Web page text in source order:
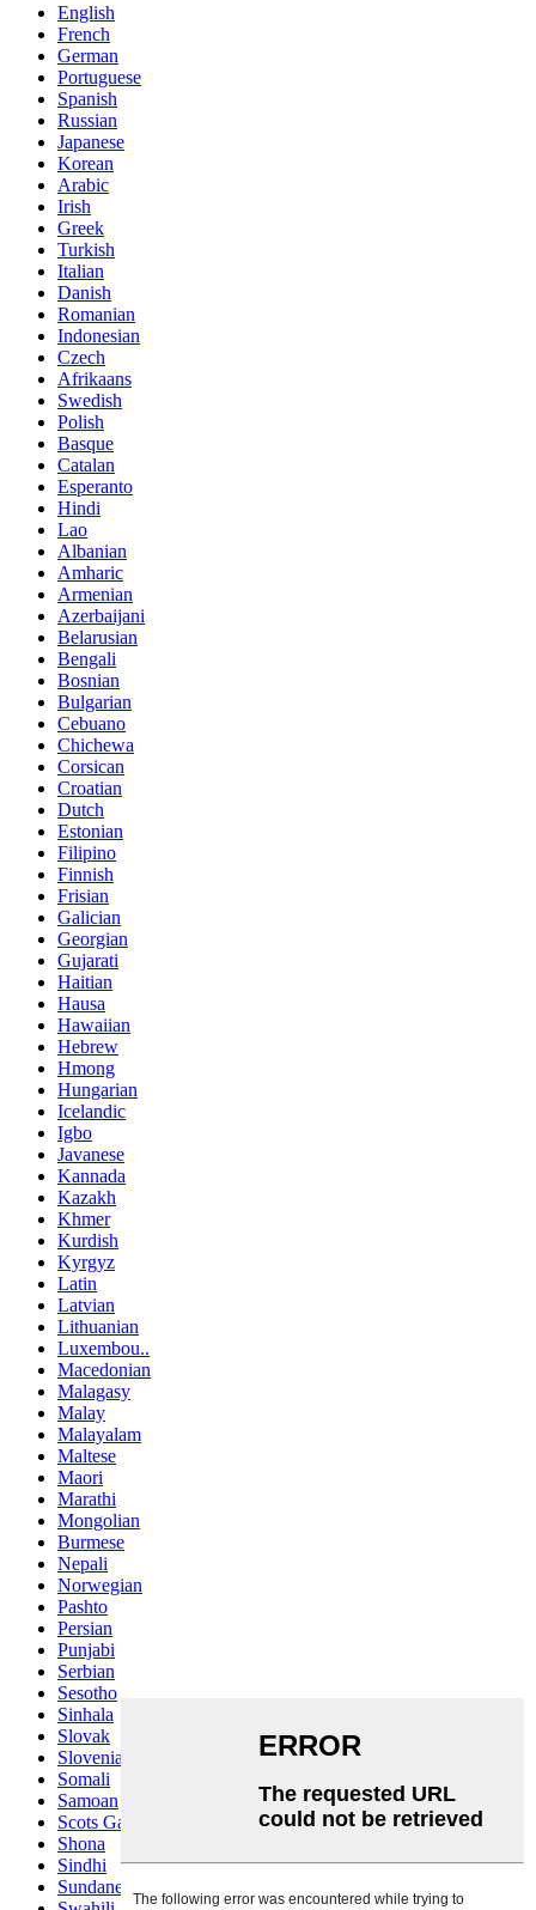
English
French
German
Portuguese
Spanish
Russian
Japanese
Korean
Arabic
Irish
Greek
Turkish
Italian
Danish
Romanian
Indonesian
Czech
Afrikaans
Swedish
Polish
Basque
Catalan
Esperanto
Hindi
Lao
Albanian
Amharic
Armenian
Azerbaijani
Belarusian
Bengali
Bosnian
Bulgarian
Cebuano
Chichewa
Corsican
Croatian
Dutch
Estonian
Filipino
Finnish
Frisian
Galician
Georgian
Gujarati
Haitian
Hausa
Hawaiian
Hebrew
Hmong
Hungarian
Icelandic
Igbo
Javanese
Kannada
Kazakh
Khmer
Kurdish
Kyrgyz
Latin
Latvian
Lithuanian
Luxembou..
Macedonian
Malagasy
Malay
Malayalam
Maltese
Maori
Marathi
Mongolian
Burmese
Nepali
Norwegian
Pashto
Persian
Punjabi
Serbian
Sesotho
Sinhala
Slovak
Slovenian
Somali
Samoan
Scots Gaelic
Shona
Sindhi
Sundanese